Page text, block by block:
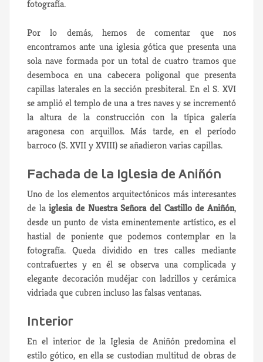
fotografía.
Por lo demás, hemos de comentar que nos
encontramos ante una iglesia gótica que presenta una
sola nave formada por un total de cuatro tramos que
desemboca en una cabecera poligonal que presenta
capillas laterales en la sección presbiteral. En el S. XVI
se amplió el templo de una a tres naves y se incrementó
la altura de la construcción con la típica galería
aragonesa con arquillos. Más tarde, en el período
barroco (S. XVII y XVIII) se añadieron varias capillas.
Fachada de la Iglesia de Aniñón
Uno de los elementos arquitectónicos más interesantes
de laiglesia de Nuestra Señora del Castillo de Aniñón,
desde un punto de vista eminentemente artístico, es el
hastial de poniente que podemos contemplar en la
fotografía. Queda dividido en tres calles mediante
contrafuertes y en él se observa una complicada y
elegante decoración mudéjar con ladrillos y cerámica
vidriada que cubren incluso las falsas ventanas.
Interior
En el interior de la Iglesia de Aniñón predomina el
estilo gótico, en ella se custodian multitud de obras de